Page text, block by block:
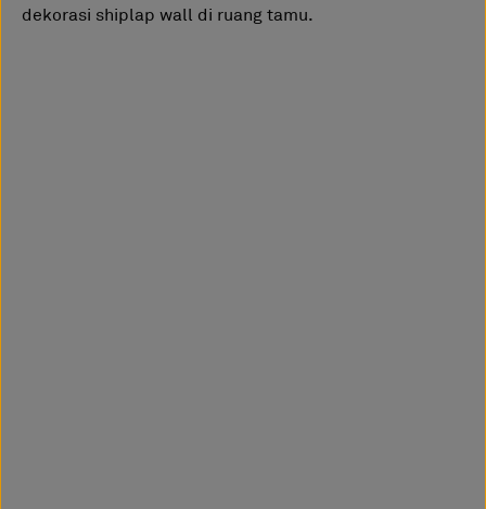
dekorasi shiplap wall di ruang tamu.